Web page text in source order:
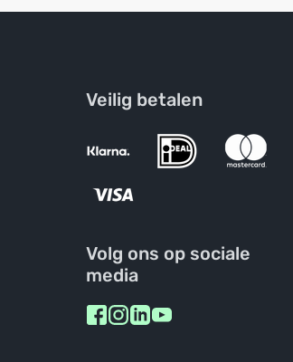
Veilig betalen
Volg ons op sociale
media